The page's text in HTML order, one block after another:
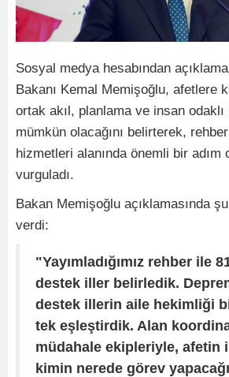
Sosyal medya hesabından
Bakanı Kemal Memişoğlu, afetlere
ortak akıl, planlama ve insan
mümkün olacağını belirterek,
hizmetleri alanında önemli bir adım
vurguladı.
Bakan Memişoğlu açıklamasında
verdi:
"Yayımladığımız rehber ile
destek iller belirledik.
destek illerin aile hekimliği
tek eşleştirdik. Alan
müdahale ekipleriyle, afetin
kimin nerede görev